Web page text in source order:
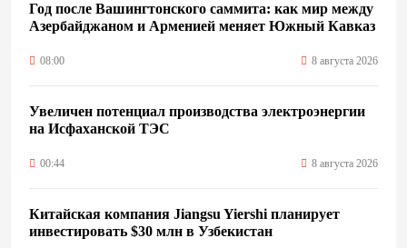
Год после Вашингтонского саммита: как мир между
Азербайджаном и Арменией меняет Южный Кавказ
08:00 8 августа 2026
Увеличен потенциал производства электроэнергии
на Исфаханской ТЭС
00:44 8 августа 2026
Китайская компания Jiangsu Yiershi планирует
инвестировать $30 млн в Узбекистан